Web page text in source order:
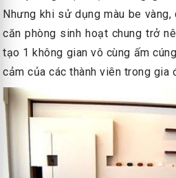
Nhưng khi sử dụng màu be
căn phòng sinh hoạt chung trở
tạo 1 không gian vô cùng ấm
cảm của các thành viên trong gia